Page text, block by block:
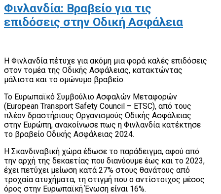
Φινλανδία: Βραβείο για τις
επιδόσεις στην Οδική Ασφάλεια
Η Φινλανδία πέτυχε για ακόμη μια φορά καλές επιδόσεις
στον τομέα της Οδικής Ασφάλειας, κατακτώντας
μάλιστα και το ομώνυμο βραβείο.
Το Ευρωπαϊκό Συμβούλιο Ασφαλών Μεταφορών
(European Transport Safety Council – ETSC), από τους
πλέον δραστήριους Οργανισμούς Οδικής Ασφάλειας
στην Ευρώπη, ανακοίνωσε πως η Φινλανδία κατέκτησε
το βραβείο Οδικής Ασφάλειας 2024.
Η Σκανδιναβική χώρα έδωσε το παράδειγμα, αφού από
την αρχή της δεκαετίας που διανύουμε έως και το 2023,
έχει πετύχει μείωση κατά 27% στους θανάτους από
τροχαία ατυχήματα, τη στιγμή που ο αντίστοιχος μέσος
όρος στην Ευρωπαϊκή Ένωση είναι 16%.